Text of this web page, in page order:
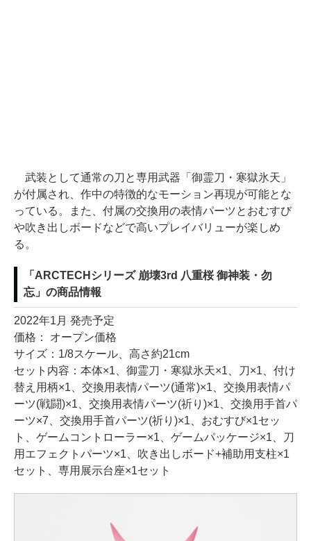
武装として通常の刀と専用武器「御霊刀・寒獄氷天」
が付属され、作中の特徴的なモーション再現が可能とな
っている。また、付属の交換用の表情パーツとおむすび
や吹き出しボードなどで高いプレイバリューが楽しめ
る。
「ARCTECHシリーズ 崩壊3rd 八重桜 御神装・勿
忘」の商品情報
2022年1月 発売予定
価格： オープン価格
サイズ：1/8スケール、高さ約21cm
セット内容：本体×1、御霊刀・寒獄氷天×1、刀×1、付け
替え用柄×1、交換用表情パーツ(通常)×1、交換用表情パ
ーツ(戦闘)×1、交換用表情パーツ(祈り)×1、交換用手首パ
ーツ×7、交換用手首パーツ(祈り)×1、おむすび×1セッ
ト、ゲームコントローラー×1、ゲームパッケージ×1、刀
用エフェクトパーツ×1、吹き出しボード+補助用支柱×1
セット、専用展示台座×1セット